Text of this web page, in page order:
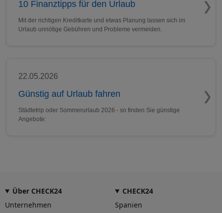
10 Finanztipps für den Urlaub
Mit der richtigen Kreditkarte und etwas Planung lassen sich im
Urlaub unnötige Gebühren und Probleme vermeiden.
22.05.2026
Günstig auf Urlaub fahren
Städtetrip oder Sommerurlaub 2026 - so finden Sie günstige
Angebote:
Über CHECK24
Unternehmen
CHECK24
Spanien